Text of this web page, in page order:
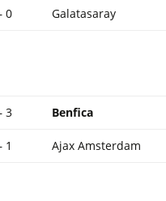
0 Galatasaray
3 Benfica
1 Ajax Amsterdam